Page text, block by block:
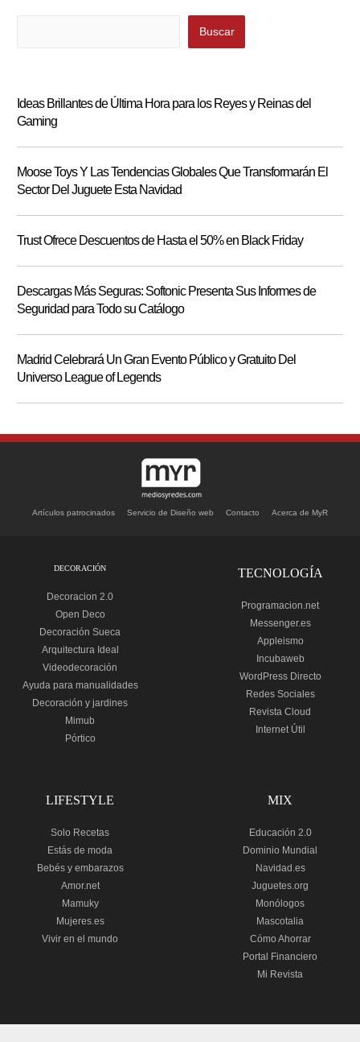
Buscar
Ideas Brillantes de Última Hora para los Reyes y Reinas del
Gaming
Moose Toys Y Las Tendencias Globales Que Transformarán El
Sector Del Juguete Esta Navidad
Trust Ofrece Descuentos de Hasta el 50% en Black Friday
Descargas Más Seguras: Softonic Presenta Sus Informes de
Seguridad para Todo su Catálogo
Madrid Celebrará Un Gran Evento Público y Gratuito Del
Universo League of Legends
Artículos patrocinados Servicio de Diseño web Contacto Acerca de MyR
DECORACIÓN
Decoracion 2.0
Open Deco
Decoración Sueca
Arquitectura Ideal
Videodecoración
Ayuda para manualidades
Decoración y jardines
Mimub
Pórtico
TECNOLOGÍA
Programacion.net
Messenger.es
Appleismo
Incubaweb
WordPress Directo
Redes Sociales
Revista Cloud
Internet Útil
LIFESTYLE
Solo Recetas
Estás de moda
Bebés y embarazos
Amor.net
Mamuky
Mujeres.es
Vivir en el mundo
MIX
Educación 2.0
Dominio Mundial
Navidad.es
Juguetes.org
Monólogos
Mascotalia
Cómo Ahorrar
Portal Financiero
Mi Revista